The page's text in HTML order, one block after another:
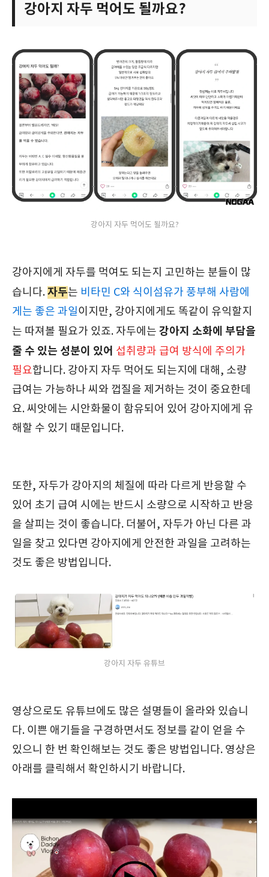
강아지 자두 먹어도 될까요?
강아지 자두 먹어도 될까요?
강아지에게 자두를 먹여도 되는지 고민하는 분들이 많
습니다.자두는 비타민 C와 식이섬유가 풍부해 사람에
게는 좋은 과일이지만, 강아지에게도 똑같이 유익할지
는 따져볼 필요가 있죠. 자두에는 강아지 소화에 부담을
줄 수 있는 성분이 있어 섭취량과 급여 방식에 주의가
필요합니다. 강아지 자두 먹어도 되는지에 대해, 소량
급여는 가능하나 씨와 껍질을 제거하는 것이 중요한데
요. 씨앗에는 시안화물이 함유되어 있어 강아지에게 유
해할 수 있기 때문입니다.
또한, 자두가 강아지의 체질에 따라 다르게 반응할 수
있어 초기 급여 시에는 반드시 소량으로 시작하고 반응
을 살피는 것이 좋습니다. 더불어, 자두가 아닌 다른 과
일을 찾고 있다면 강아지에게 안전한 과일을 고려하는
것도 좋은 방법입니다.
강아지 자두 유튜브
영상으로도 유튜브에도 많은 설명들이 올라와 있습니
다. 이쁜 애기들을 구경하면서도 정보를 같이 얻을 수
있으니 한 번 확인해보는 것도 좋은 방법입니다. 영상은
아래를 클릭해서 확인하시기 바랍니다.